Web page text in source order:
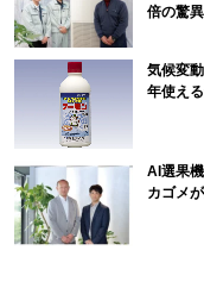
倍の驚
気候変
年使え
AI選果
カゴメ